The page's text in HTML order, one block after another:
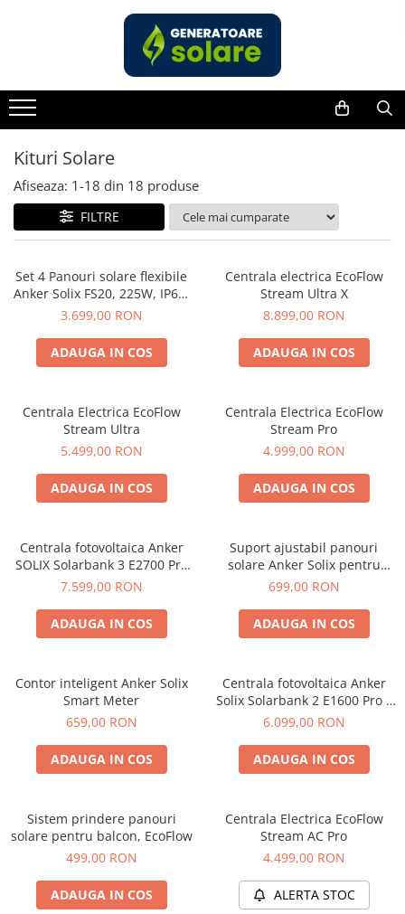
Acasa
Statii de Alimentare Portabile
Intre 1000-2000W
Intre 2000-3000W
Peste 3000W
Bluetti
EcoFlow
Anker
Pecron
Vezi toate statiile
Accesorii Statii de Alimentare
Cauta dupa capacitate
Intre 1000-2000W
Intre 2000-3000W
Peste 3000W
Cauta dupa marca
Bluetti
Anker
Toate generatoarele
Bluetti
Anker
Oscal
Kituri Solare
Afiseaza: 1-18 din 18 produse
FILTRE
Set 4 Panouri solare flexibile
Anker Solix FS20, 225W, IP67,
Tehnologie TOPCon
3.699,00 RON
ADAUGA IN COS
Centrala electrica EcoFlow
Stream Ultra X
8.899,00 RON
ADAUGA IN COS
Centrala Electrica EcoFlow
Stream Ultra
5.499,00 RON
ADAUGA IN COS
Centrala Electrica EcoFlow
Stream Pro
4.999,00 RON
ADAUGA IN COS
Centrala fotovoltaica Anker
SOLIX Solarbank 3 E2700 Pro
sistem Plug&Play DIY,
7.599,00 RON
ADAUGA IN COS
Suport ajustabil panouri
solare Anker Solix pentru
balcon set 2 perechi
699,00 RON
ADAUGA IN COS
Contor inteligent Anker Solix
Smart Meter
659,00 RON
ADAUGA IN COS
Centrala fotovoltaica Anker
Solix Solarbank 2 E1600 Pro –
sistem Plug&Play DIY cu
management inteligent al
energiei, 1600Wh, 2400W
6.099,00 RON
ADAUGA IN COS
Sistem prindere panouri
solare pentru balcon, EcoFlow
499,00 RON
ADAUGA IN COS
Centrala Electrica EcoFlow
Stream AC Pro
4.499,00 RON
ALERTA STOC